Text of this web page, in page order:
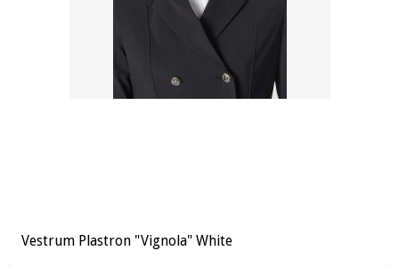
Vestrum Plastron "Vignola" White